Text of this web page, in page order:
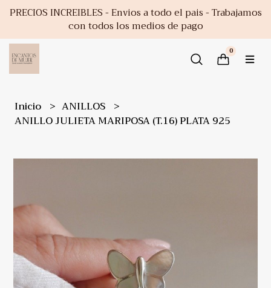
PRECIOS INCREIBLES - Envios a todo el pais - Trabajamos
con todos los medios de pago
0
Inicio
ANILLOS
ANILLO JULIETA MARIPOSA (T.16) PLATA 925